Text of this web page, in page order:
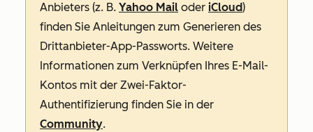
Anbieters (z. B. Yahoo Mail oder iCloud)
finden Sie Anleitungen zum Generieren des
Drittanbieter-App-Passworts. Weitere
Informationen zum Verknüpfen Ihres E-Mail-
Kontos mit der Zwei-Faktor-
Authentifizierung finden Sie in der
Community.